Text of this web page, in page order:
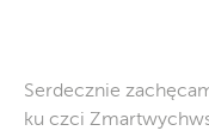
Serdecznie
ku czci